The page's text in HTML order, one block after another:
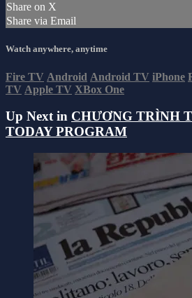
Share on X
Share via Email
Watch anywhere, anytime
Fire TV Android Android TV iPhone
TV Apple TV XBox One
Up Next in CHƯƠNG TRÌNH
TODAY PROGRAM